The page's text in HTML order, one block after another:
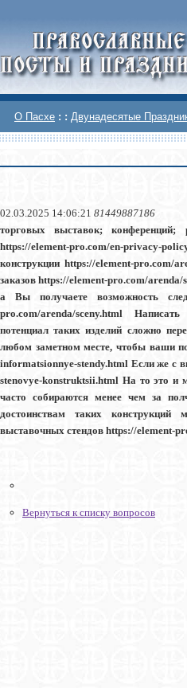
О Пасхе : : Двунадесятые
02.03.2025 14:06:21 81449887186
торговых выставок; конференций;
https://element-pro.com/en-privacy-
конструкции https://element-pro.com/
заказов https://element-pro.com/
а Вы получаете возможность
pro.com/arenda/sceny.html
потенциал таких изделий сложно
любом заметном месте, чтобы ваши
informatsionnye-stendy.html Если же с
stenovye-konstruktsii.html На то это и
часто собираются менее чем за
достоинствам таких конструкций
выставочных стендов https://element-
Вернуться к списку вопросов